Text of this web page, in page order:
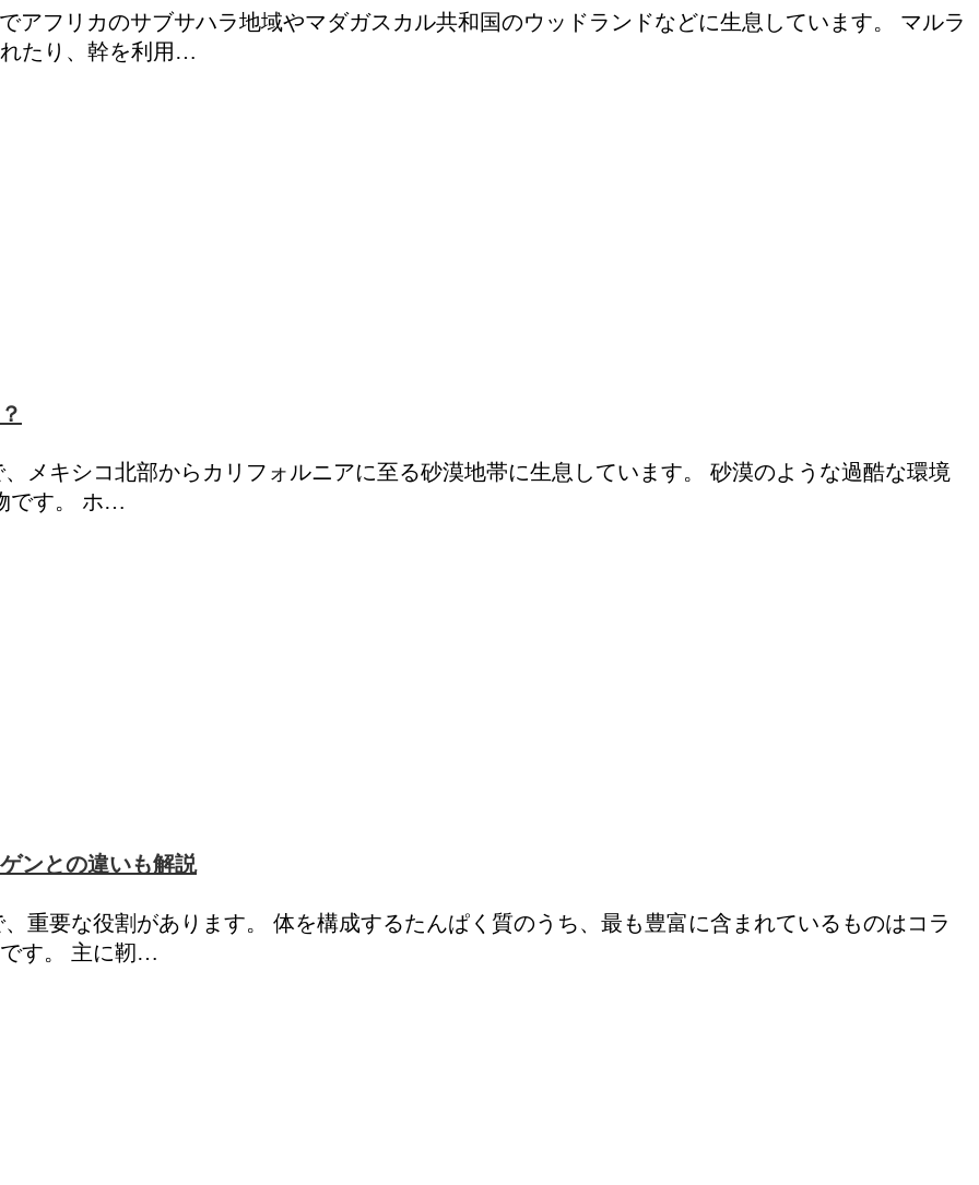
アフリカのサブサハラ地域やマダガスカル共和国のウッドランドなどに生息しています。 マルラ
たり、幹を利用…
メキシコ北部からカリフォルニアに至る砂漠地帯に生息しています。 砂漠のような過酷な環境
です。 ホ…
ンとの違いも解説
重要な役割があります。 体を構成するたんぱく質のうち、最も豊富に含まれているものはコラ
す。 主に靭…